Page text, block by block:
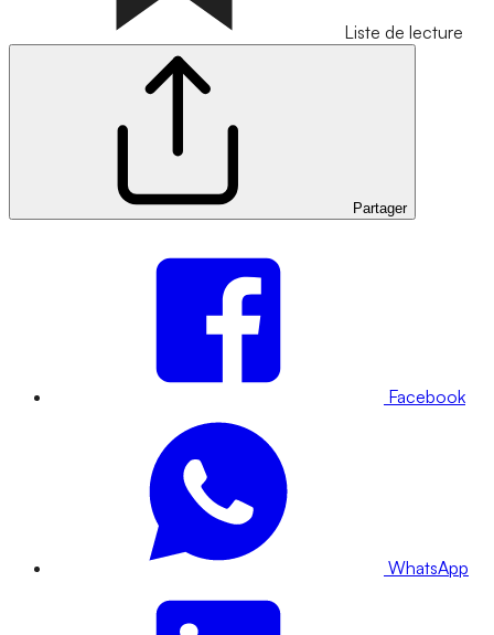
Liste de lecture
Partager
Facebook
WhatsApp